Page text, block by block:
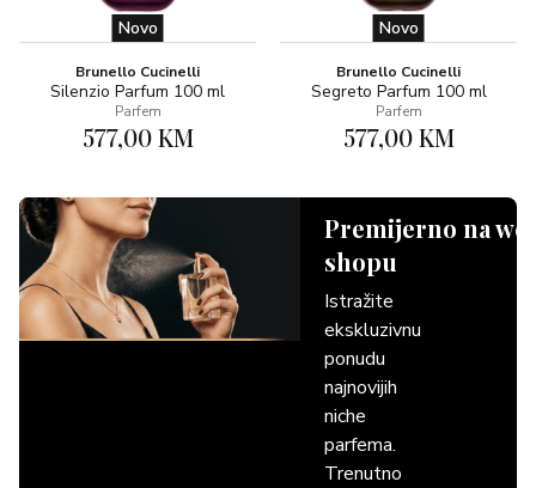
Novo
Brunello Cucinelli
Silenzio Parfum 100 ml
Parfem
577,00 KM
Novo
Brunello Cucinelli
Segreto Parfum 100 ml
Parfem
577,00 KM
Premijerno na
shopu
Istražite
ekskluzivnu
ponudu
najnovijih
niche
parfema.
Trenutno